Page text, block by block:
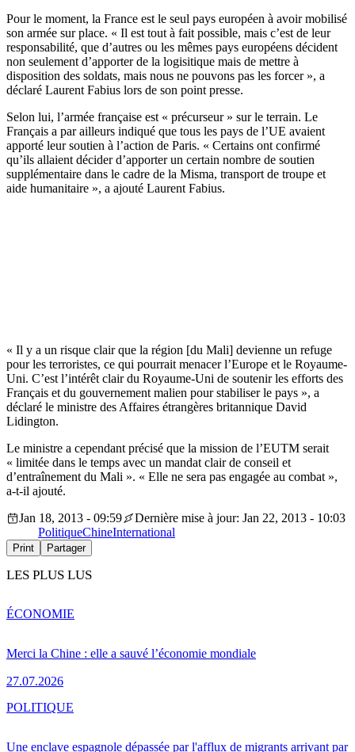
Pour le moment, la France est le seul pays européen à avoir mobilisé
son armée sur place. « Il est tout à fait possible, mais c’est de leur
responsabilité, que d’autres ou les mêmes pays européens décident
non seulement d’apporter de la logisitique mais de mettre à
disposition des soldats, mais nous ne pouvons pas les forcer », a
déclaré Laurent Fabius lors de son point presse.
Selon lui, l’armée française est « précurseur » sur le terrain. Le
Français a par ailleurs indiqué que tous les pays de l’UE avaient
apporté leur soutien à l’action de Paris. « Certains ont confirmé
qu’ils allaient décider d’apporter un certain nombre de soutien
supplémentaire dans le cadre de la Misma, transport de troupe et
aide humanitaire », a ajouté Laurent Fabius.
« Il y a un risque clair que la région [du Mali] devienne un refuge
pour les terroristes, ce qui pourrait menacer l’Europe et le Royaume-
Uni. C’est l’intérêt clair du Royaume-Uni de soutenir les efforts des
Français et du gouvernement malien pour stabiliser le pays », a
déclaré le ministre des Affaires étrangères britannique David
Lidington.
Le ministre a cependant précisé que la mission de l’EUTM serait
« limitée dans le temps avec un mandat clair de conseil et
d’entraînement du Mali ». « Elle ne sera pas engagée au combat »,
a-t-il ajouté.
Jan 18, 2013 - 09:59
Dernière mise à jour: Jan 22, 2013 - 10:03
PolitiqueChineInternational
Print Partager
LES PLUS LUS
Merci la Chine : elle a sauvé l’économie mondiale
27.07.2026
ÉCONOMIE
Une enclave espagnole dépassée par l'afflux de migrants arrivant par
POLITIQUE